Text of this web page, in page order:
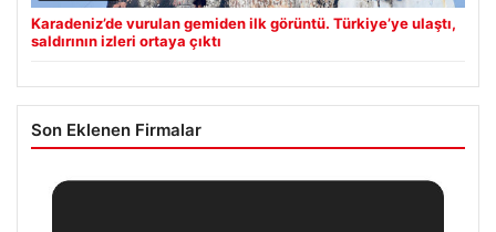
Karadeniz’de vurulan gemiden ilk görüntü. Türkiye’ye ulaştı,
saldırının izleri ortaya çıktı
Son Eklenen Firmalar